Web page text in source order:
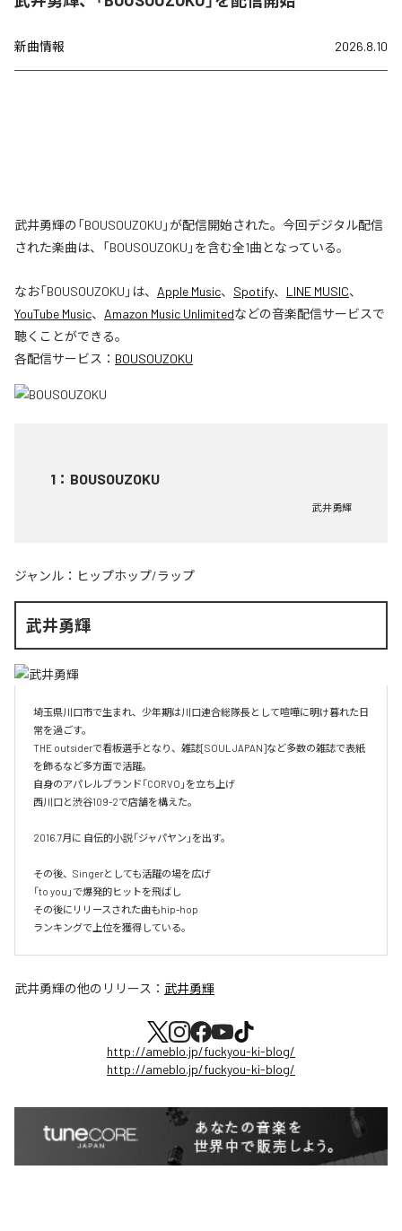
新曲情報 2026.8.10
武井勇輝の「BOUSOUZOKU」が配信開始された。今回デジタル配信
された楽曲は、「BOUSOUZOKU」を含む全1曲となっている。
なお「BOUSOUZOKU 」は、 Apple Music、 Spotify、 LINE MUSIC、
YouTube Music、 Amazon Music Unlimitedなどの音楽配信サービスで
聴くことができる。
各配信サービス： BOUSOUZOKU
1 ： BOUSOUZOKU
武井勇輝
ジャンル： ヒップホップ/ラップ
武井勇輝
埼玉県川口市で生まれ、少年期は川口連合総隊長として喧嘩に明け暮れた日
常を過ごす。
THE outsiderで看板選手となり、雑誌[SOUL JAPAN]など多数の雑誌で表紙
を飾るなど多方面で活躍。
自身のアパレルブランド「CORVO」を立ち上げ
西川口と渋谷109-2で店舗を構えた。
2016.7月に 自伝的小説「ジャパヤン」を出す。
その後、Singerとしても活躍の場を広げ
「to you」で爆発的ヒットを飛ばし
その後にリリースされた曲もhip-hop
ランキングで上位を獲得している。
武井勇輝の他のリリース： 武井勇輝
http://ameblo.jp/fuckyou-ki-blog/
http://ameblo.jp/fuckyou-ki-blog/